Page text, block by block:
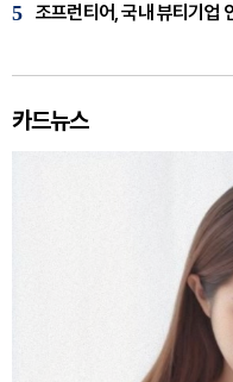
5 조프런티어, 국내 뷰티기업
카드뉴스